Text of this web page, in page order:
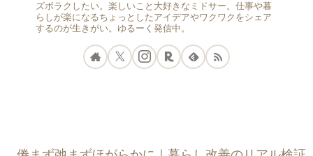
ズボラクしたい。楽しいこと大好きなミドサー。仕事や暮
らしが楽になるちょっとしたアイデアやワクワクをシェア
するのが生きがい。ゆるーく発信中。